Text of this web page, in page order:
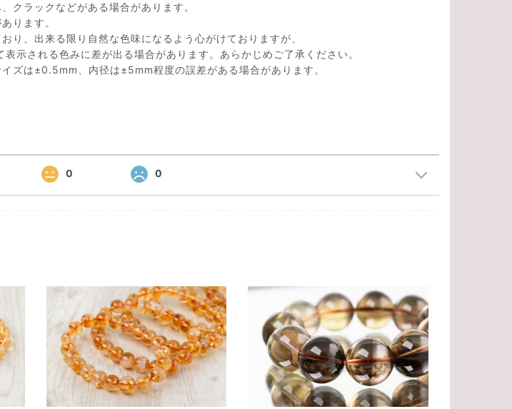
クラックなどがある場合があります。
ります。
り、出来る限り自然な色味になるよう心がけておりますが、
示される色みに差が出る場合があります。あらかじめご了承ください。
ズは±0.5mm、内径は±5mm程度の誤差がある場合があります。
0 0